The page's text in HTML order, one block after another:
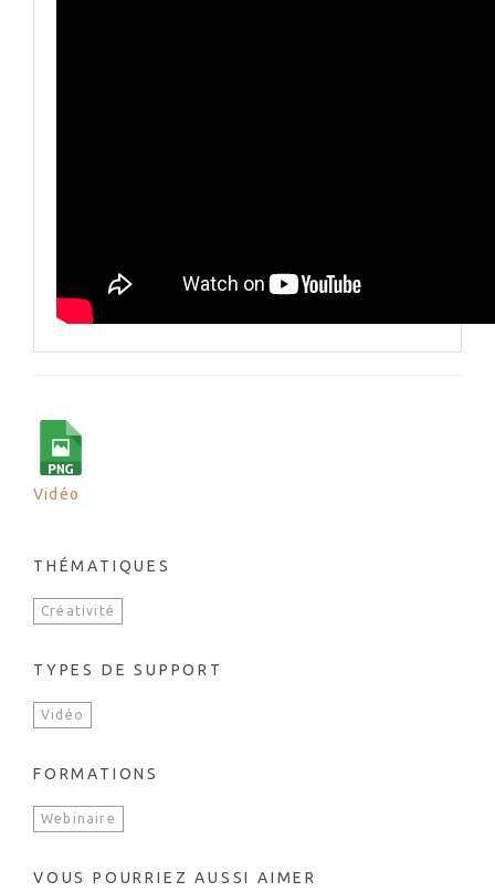
Vidéo
THÉMATIQUES
Créativité
TYPES DE SUPPORT
Vidéo
FORMATIONS
Webinaire
VOUS POURRIEZ AUSSI AIMER